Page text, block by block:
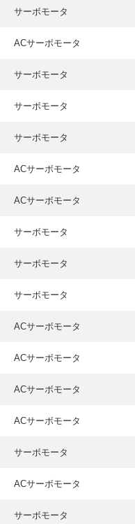
サーボモータ
ACサーボモータ
サーボモータ
サーボモータ
サーボモータ
ACサーボモータ
ACサーボモータ
サーボモータ
サーボモータ
サーボモータ
ACサーボモータ
ACサーボモータ
ACサーボモータ
ACサーボモータ
サーボモータ
ACサーボモータ
サーボモータ